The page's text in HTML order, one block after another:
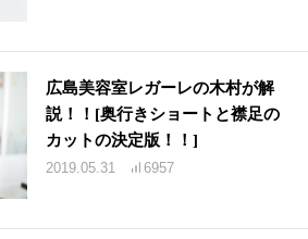
広島美容室レガーレの木村が解
説！！[奥行きショートと襟足の
カットの決定版！！]
2019.05.31 6957